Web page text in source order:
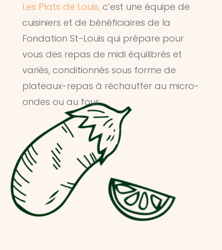
Les Plats de Louis,c’est une équipe de
cuisiniers et de bénéficiaires de la
Fondation St-Louis qui prépare pour
vous des repas de midi équilibrés et
variés, conditionnés sous forme de
plateaux-repas à réchauffer au micro-
ondes ou au four.